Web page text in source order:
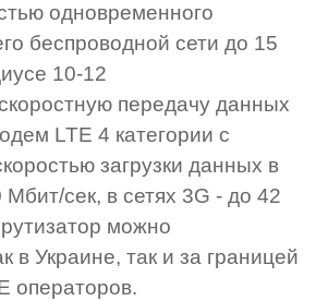
одновременного
беспроводной сети до 15
10-12
передачу данных
LTE 4 категории с
загрузки данных в
Мбит/сек, в сетях 3G - до 42
можно
в Украине, так и за границей
операторов.